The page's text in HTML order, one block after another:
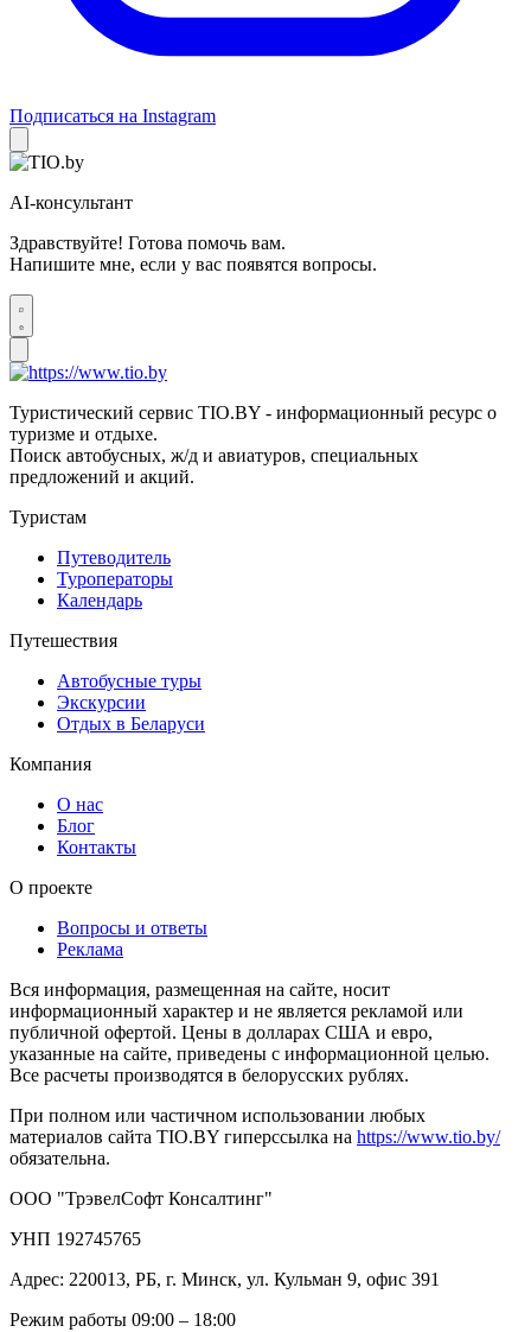
Подписаться на Instagram
AI-консультант
Здравствуйте! Готова помочь вам.
Напишите мне, если у вас появятся вопросы.
Туристический сервис TIO.BY - информационный ресурс о
туризме и отдыхе.
Поиск автобусных, ж/д и авиатуров, специальных
предложений и акций.
Туристам
Путеводитель
Туроператоры
Календарь
Путешествия
Автобусные туры
Экскурсии
Отдых в Беларуси
Компания
О нас
Блог
Контакты
О проекте
Вопросы и ответы
Реклама
Вся информация, размещенная на сайте, носит
информационный характер и не является рекламой или
публичной офертой. Цены в долларах США и евро,
указанные на сайте, приведены с информационной целью.
Все расчеты производятся в белорусских рублях.
При полном или частичном использовании любых
материалов сайта TIO.BY гиперссылка на https://www.tio.by/
обязательна.
ООО "ТрэвелСофт Консалтинг"
УНП 192745765
Адрес: 220013, РБ, г. Минск, ул. Кульман 9, офис 391
Режим работы 09:00 – 18:00